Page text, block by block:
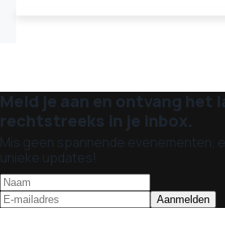
Meld je aan en ontvang het
rechtstreeks in je inbox.
Mis geen spannende evenementen,
unieke updates!